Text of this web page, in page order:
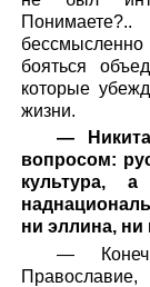
бояться
которые
жизни.
—
вопросом:
культура,
ни эллина, ни
—